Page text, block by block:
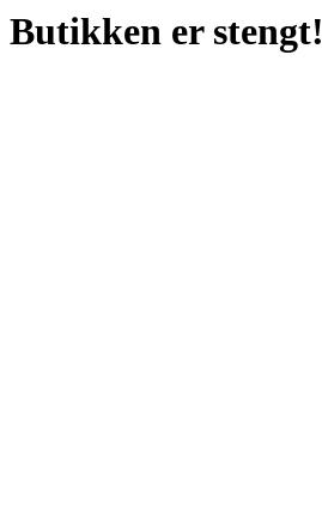
Butikken er stengt!